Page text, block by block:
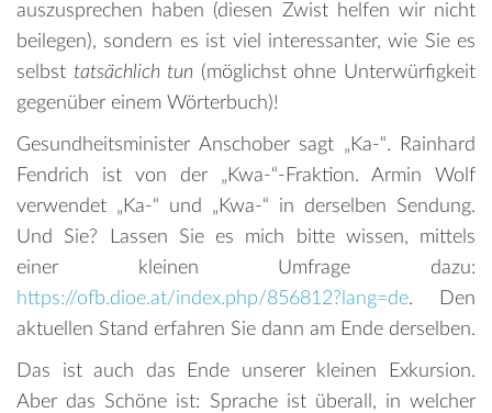
auszusprechen haben (diesen Zwist helfen wir nicht
beilegen), sondern es ist viel interessanter, wie Sie es
selbst tatsächlich tun (möglichst ohne Unterwürfigkeit
gegenüber einem Wörterbuch)!
Gesundheitsminister Anschober sagt „Ka-“. Rainhard
Fendrich ist von der „Kwa-“-Fraktion. Armin Wolf
verwendet „Ka-“ und „Kwa-“ in derselben Sendung.
Und Sie? Lassen Sie es mich bitte wissen, mittels
einer kleinen Umfrage dazu:
https://ofb.dioe.at/index.php/856812?lang=de. Den
aktuellen Stand erfahren Sie dann am Ende derselben.
Das ist auch das Ende unserer kleinen Exkursion.
Aber das Schöne ist: Sprache ist überall, in welcher